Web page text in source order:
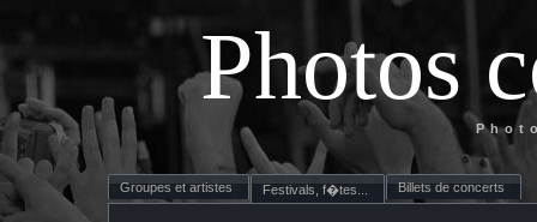
Photos
Groupes et artistes Festivals, f�tes... Billets de concerts